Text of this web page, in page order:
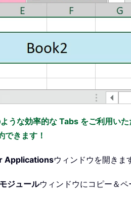
な効率的な Tabs をご利用いた
きます！
Applicationsウィンドウを開きま
モジュールウィンドウにコピー＆ペ